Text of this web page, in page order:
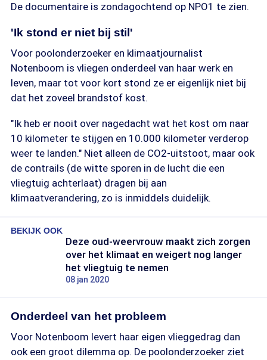
De documentaire is zondagochtend op NPO1 te zien.
'Ik stond er niet bij stil'
Voor poolonderzoeker en klimaatjournalist
Notenboom is vliegen onderdeel van haar werk en
leven, maar tot voor kort stond ze er eigenlijk niet bij
dat het zoveel brandstof kost.
"Ik heb er nooit over nagedacht wat het kost om naar
10 kilometer te stijgen en 10.000 kilometer verderop
weer te landen." Niet alleen de CO2-uitstoot, maar ook
de contrails (de witte sporen in de lucht die een
vliegtuig achterlaat) dragen bij aan
klimaatverandering, zo is inmiddels duidelijk.
BEKIJK OOK
Deze oud-weervrouw maakt zich zorgen
over het klimaat en weigert nog langer
het vliegtuig te nemen
08 jan 2020
Onderdeel van het probleem
Voor Notenboom levert haar eigen vlieggedrag dan
ook een groot dilemma op. De poolonderzoeker ziet